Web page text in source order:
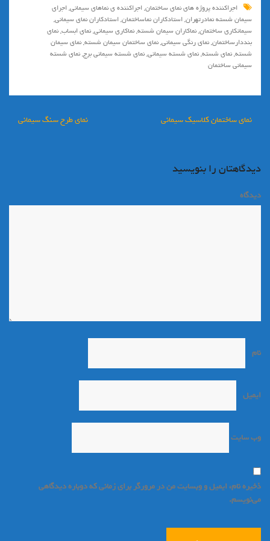
اجراکننده پروژه های نمای ساختمان,اجراکننده ی نماهای سیمانی,اجرای
سیمان شسته نمادرتهران,استادکاران نماساختمان,استادکاران نمای سیمانی,
سیمانکاری ساختمان,نماکاران سیمان شسته,نماکاری سیمانی,نمای ابساب,نمای
بنددارساختمان,نمای رنگی سیمانی,نمای ساختمان سیمان شسته,نمای سیمان
شسته,نمای شسته,نمای شسته سیمانی,نمای شسته سیمانی برج,نمای شسته
سیمانی ساختمان
راهبری نماي طرح سنگ سيماني نمای ساختمان کلاسیک سیمانی
دیدگاهتان را بنویسید
دیدگاه
نام
ایمیل
وب‌ سایت
ذخیره نام، ایمیل و وبسایت من در مرورگر برای زمانی که دوباره دیدگاهی
می‌نویسم.